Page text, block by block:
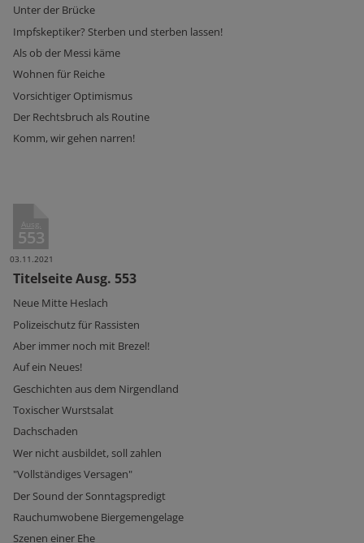
Unter der Brücke
Impfskeptiker? Sterben und sterben lassen!
Als ob der Messi käme
Wohnen für Reiche
Vorsichtiger Optimismus
Der Rechtsbruch als Routine
Komm, wir gehen narren!
Ausg.
553
03.11.2021
Titelseite Ausg. 553
Neue Mitte Heslach
Polizeischutz für Rassisten
Aber immer noch mit Brezel!
Auf ein Neues!
Geschichten aus dem Nirgendland
Toxischer Wurstsalat
Dachschaden
Wer nicht ausbildet, soll zahlen
"Vollständiges Versagen"
Der Sound der Sonntagspredigt
Rauchumwobene Biergemengelage
Szenen einer Ehe